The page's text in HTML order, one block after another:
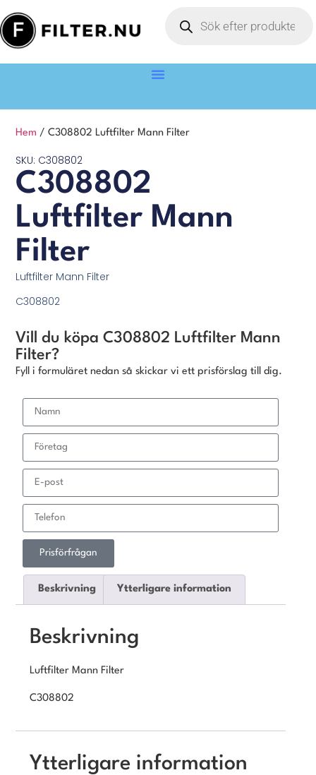
Hem / C308802 Luftfilter Mann Filter
SKU: C308802
C308802
Luftfilter Mann
Filter
Luftfilter Mann Filter
C308802
Vill du köpa C308802 Luftfilter Mann
Filter?
Fyll i formuläret nedan så skickar vi ett prisförslag till dig.
Prisförfrågan
Beskrivning Ytterligare information
Beskrivning
Luftfilter Mann Filter
C308802
Ytterligare information